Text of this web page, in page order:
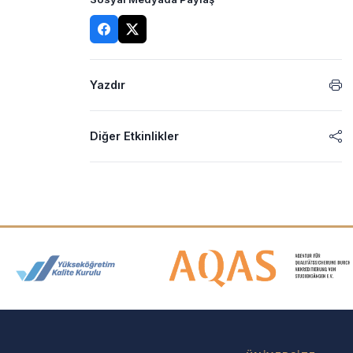
Yazdır
Diğer Etkinlikler
Akreditasyon ve Üyelik